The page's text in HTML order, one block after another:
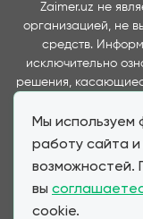
Мы используем
работу сайта
возможностей.
вы
cookie.
Zaimer.uz не
организацией, не
средств.
исключительно
решения,
данном сайте.
соответствуют
МФО и банками
выступает в